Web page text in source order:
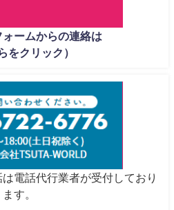
ォームからの連絡は
をクリック）
電話代行業者が受付しており
ます。